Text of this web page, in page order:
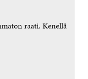
raati. Kenellä